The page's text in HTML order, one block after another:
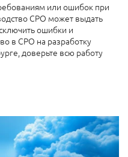
или ошибок при
СРО может выдать
ошибки и
в СРО на разработку
доверьте всю работу